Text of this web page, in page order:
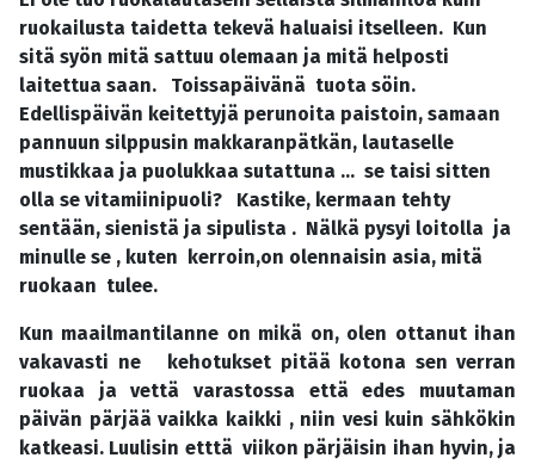
ruokailusta taidetta tekevä haluaisi itselleen. Kun
sitä syön mitä sattuu olemaan ja mitä helposti
laitettua saan. Toissapäivänä tuota söin.
Edellispäivän keitettyjä perunoita paistoin, samaan
pannuun silppusin makkaranpätkän, lautaselle
mustikkaa ja puolukkaa sutattuna ... se taisi sitten
olla se vitamiinipuoli? Kastike, kermaan tehty
sentään, sienistä ja sipulista . Nälkä pysyi loitolla ja
minulle se , kuten kerroin,on olennaisin asia, mitä
ruokaan tulee.
Kun maailmantilanne on mikä on, olen ottanut ihan
vakavasti ne kehotukset pitää kotona sen verran
ruokaa ja vettä varastossa että edes muutaman
päivän pärjää vaikka kaikki , niin vesi kuin sähkökin
katkeasi. Luulisin etttä viikon pärjäisin ihan hyvin, ja